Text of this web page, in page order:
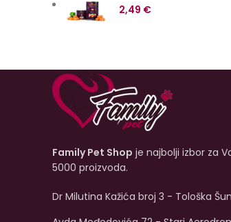
2,49 €
Family Pet Shop je najbolji izbor za
5000 proizvoda.
Dr Milutina Kažića broj 3 - Tološka